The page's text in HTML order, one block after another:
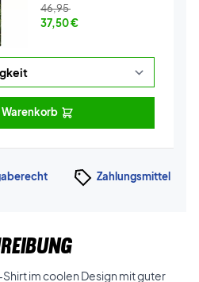
46,95
37,50€
Warenkorb
Zahlungsmittel
im coolen Design mit guter